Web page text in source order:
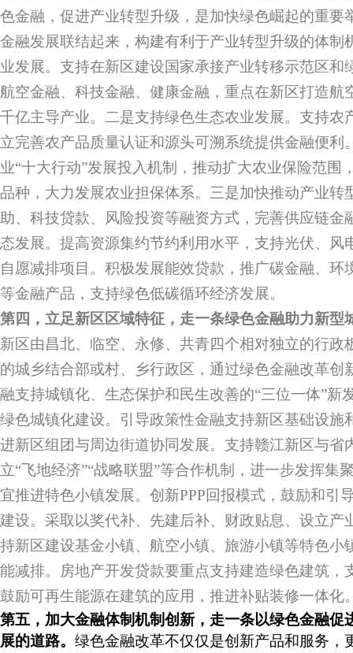
色金融，促进产业转型升级，是加快绿色崛起的重要
金融发展联结起来，构建有利于产业转型升级的体制
业发展。支持在新区建设国家承接产业转移示范区和
航空金融、科技金融、健康金融，重点在新区打造航
千亿主导产业。二是支持绿色生态农业发展。支持农
立完善农产品质量认证和源头可溯系统提供金融便利
业“十大行动”发展投入机制，推动扩大农业保险范围
品种，大力发展农业担保体系。三是加快推动产业转
助、科技贷款、风险投资等融资方式，完善供应链金
态发展。提高资源集约节约利用水平，支持光伏、风
自愿减排项目。积极发展能效贷款，推广碳金融、环
等金融产品，支持绿色低碳循环经济发展。
第四，立足新区区域特征，走一条绿色金融助力新型
新区由昌北、临空、永修、共青四个相对独立的行政
的城乡结合部或村、乡行政区，通过绿色金融改革创
融支持城镇化、生态保护和民生改善的“三位一体”新
绿色城镇化建设。引导政策性金融支持新区基础设施
进新区组团与周边街道协同发展。支持赣江新区与省
立“飞地经济”“战略联盟”等合作机制，进一步发挥集
宜推进特色小镇发展。创新PPP回报模式，鼓励和引
建设。采取以奖代补、先建后补、财政贴息、设立产
持新区建设基金小镇、航空小镇、旅游小镇等特色小
能减排。房地产开发贷款要重点支持建造绿色建筑，
鼓励可再生能源在建筑的应用，推进补贴装修一体化
第五，加大金融体制机制创新，走一条以绿色金融促
展的道路。 绿色金融改革不仅仅是创新产品和服务，